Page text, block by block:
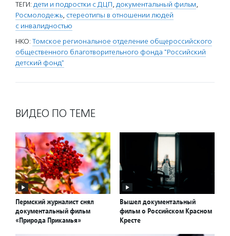
ТЕГИ: дети и подростки с ДЦП, документальный фильм,
Росмолодежь, стереотипы в отношении людей
с инвалидностью
НКО: Томское региональное отделение общероссийского
общественного благотворительного фонда "Российский
детский фонд"
ВИДЕО ПО ТЕМЕ
Пермский журналист снял
документальный фильм
«Природа Прикамья»
Вышел документальный
фильм о Российском Красном
Кресте